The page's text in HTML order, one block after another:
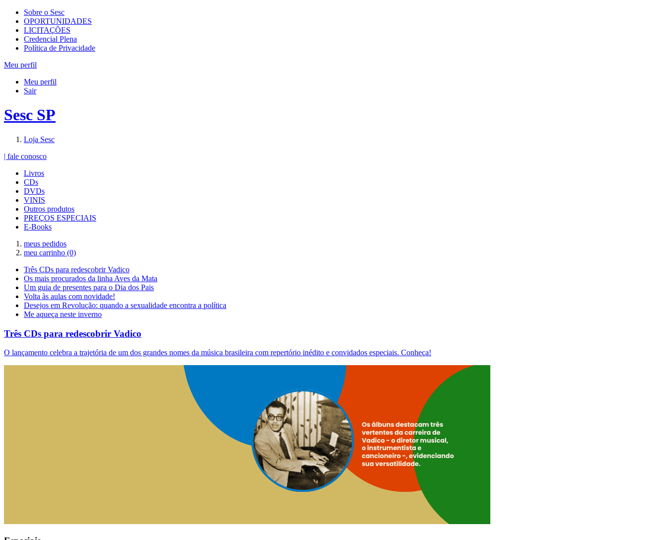
Sobre o Sesc
OPORTUNIDADES
LICITAÇÕES
Credencial Plena
Política de Privacidade
Meu perfil
Meu perfil
Sair
Sesc SP
Loja Sesc
| fale conosco
Livros
CDs
DVDs
VINIS
Outros produtos
PREÇOS ESPECIAIS
E-Books
meus pedidos
meu carrinho (0)
Três CDs para redescobrir Vadico
Os mais procurados da linha Aves da Mata
Um guia de presentes para o Dia dos Pais
Volta às aulas com novidade!
Desejos em Revolução: quando a sexualidade encontra a política
Me aqueça neste inverno
Três CDs para redescobrir Vadico
O lançamento celebra a trajetória de um dos grandes nomes da música brasileira com repertório inédito e convidados especiais. Conheça!